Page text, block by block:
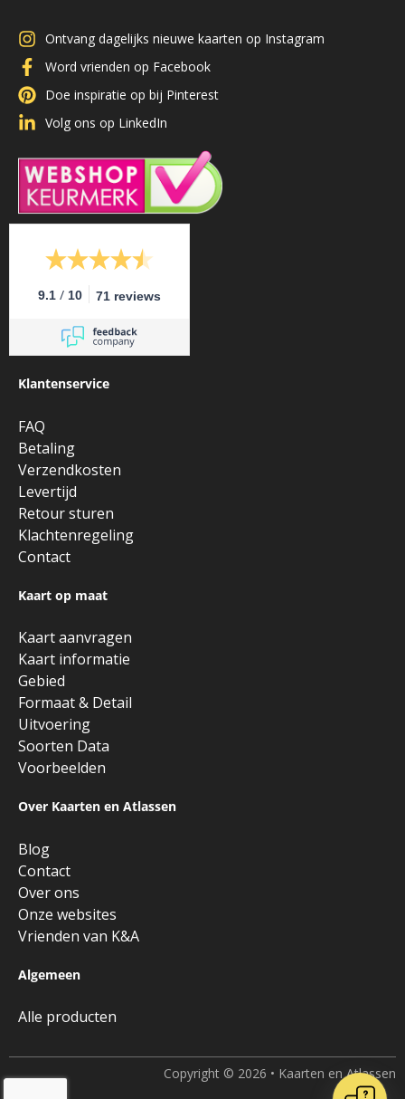
Ontvang dagelijks nieuwe kaarten op Instagram
Word vrienden op Facebook
Doe inspiratie op bij Pinterest
Volg ons op LinkedIn
9.1 / 10 71 reviews
Klantenservice
FAQ
Betaling
Verzendkosten
Levertijd
Retour sturen
Klachtenregeling
Contact
Kaart op maat
Kaart aanvragen
Kaart informatie
Gebied
Formaat & Detail
Uitvoering
Soorten Data
Voorbeelden
Over Kaarten en Atlassen
Blog
Contact
Over ons
Onze websites
Vrienden van K&A
Algemeen
Alle producten
Copyright © 2026 • Kaarten en Atlassen